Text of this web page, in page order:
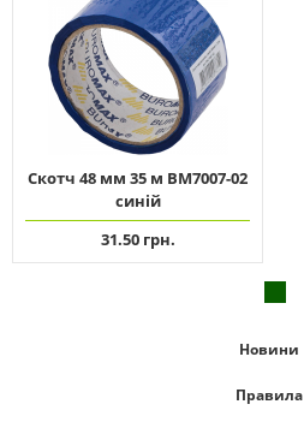
Скотч 48 мм 35 м ВМ7007-02
синій
31.50 грн.
Новини
Правила